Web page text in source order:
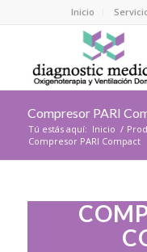
Inicio
Compresor PARI
Tú estás aquí: Inicio /
Compresor PARI Compact